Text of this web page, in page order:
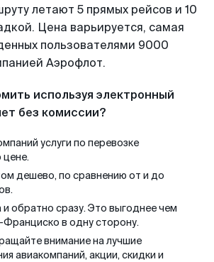
летают 5 прямых рейсов и 10
Цена варьируется, самая
пользователями 9000
Аэрофлот.
используя электронный
без комиссии?
услуги по перевозке
цене.
дешево, по сравнению от и до
и обратно сразу. Это выгоднее чем
в одну сторону.
внимание на лучшие
авиакомпаний, акции, скидки и